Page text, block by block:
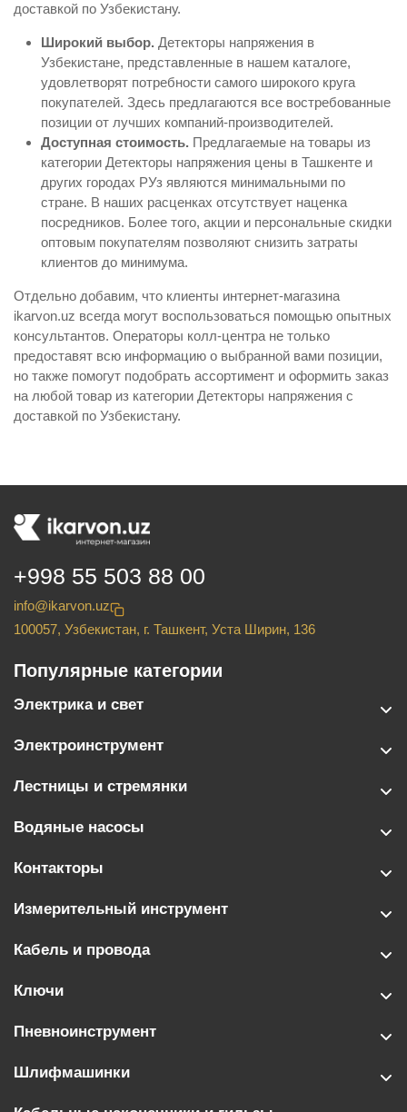
доставкой по Узбекистану.
Широкий выбор. Детекторы напряжения в
Узбекистане, представленные в нашем каталоге,
удовлетворят потребности самого широкого круга
покупателей. Здесь предлагаются все востребованные
позиции от лучших компаний-производителей.
Доступная стоимость. Предлагаемые на товары из
категории Детекторы напряжения цены в Ташкенте и
других городах РУз являются минимальными по
стране. В наших расценках отсутствует наценка
посредников. Более того, акции и персональные скидки
оптовым покупателям позволяют снизить затраты
клиентов до минимума.
Отдельно добавим, что клиенты интернет-магазина
ikarvon.uz всегда могут воспользоваться помощью опытных
консультантов. Операторы колл-центра не только
предоставят всю информацию о выбранной вами позиции,
но также помогут подобрать ассортимент и оформить заказ
на любой товар из категории Детекторы напряжения с
доставкой по Узбекистану.
+998 55 503 88 00
info@ikarvon.uz
100057, Узбекистан, г. Ташкент, Уста Ширин, 136
Популярные категории
Электрика и свет
Электроинструмент
Лестницы и стремянки
Водяные насосы
Контакторы
Измерительный инструмент
Кабель и провода
Ключи
Пневноинструмент
Шлифмашинки